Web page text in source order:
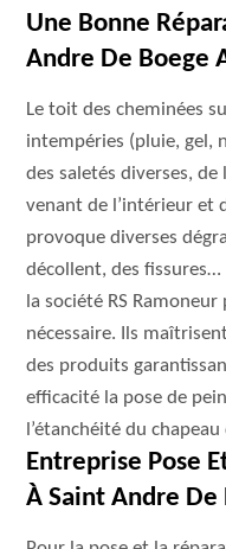
Une Bonne
Andre De Boege
Le toit des cheminées
intempéries (pluie, gel,
des saletés diverses,
venant de l’intérieur et
provoque diverses
décollent, des fissures…
la société RS
nécessaire. Ils
des produits
efficacité la pose de
l’étanchéité du
Entreprise Pose
À Saint Andre De